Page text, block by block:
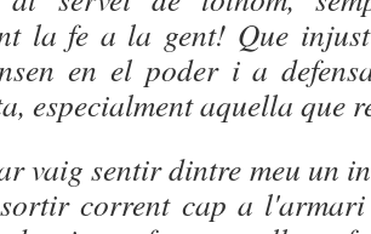
la fe a la gent! Que
en el poder i a
especialment aquella que
vaig sentir dintre meu un
corrent cap a l'armari